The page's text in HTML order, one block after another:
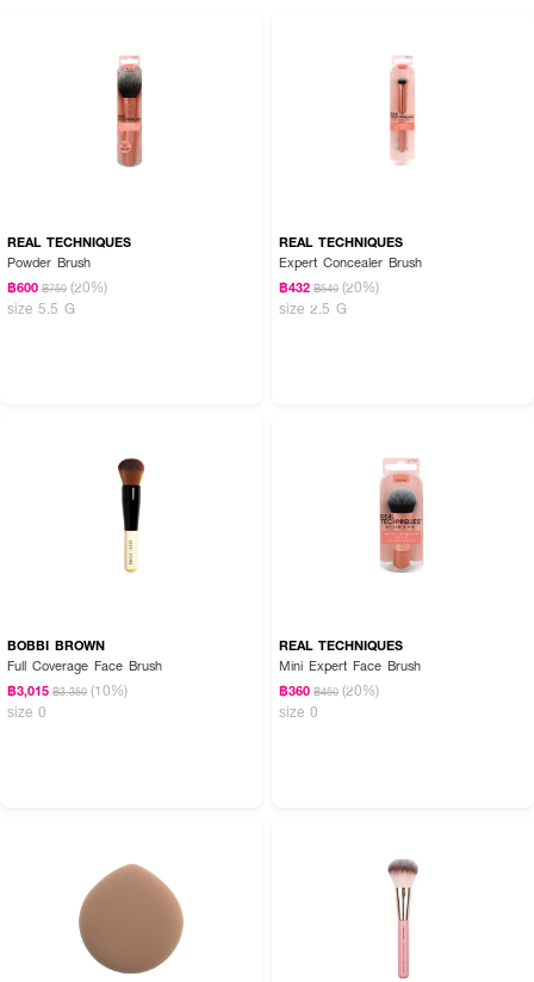
● ขนาดพกพา ใช้งานสะดวก
● ปราศจากสารระคายเคือง
● แตะผลิตภัณฑ์แล้วเกลี่ยให้ทั่วใบหน้า
● ใช้ปลายแหลมแตะบริเวณจุดเล็ก เช่น ใต้ตา
● ทำความสะอาดหลังใช้ และตากให้แห้ง
REAL TECHNIQUES
Powder Brush
฿600 ฿750 (20%)
size 5.5 G
REAL TECHNIQUES
Expert Concealer Brush
฿432 ฿540 (20%)
size 2.5 G
BOBBI BROWN
Full Coverage Face Brush
฿3,015 ฿3,350 (10%)
size 0
REAL TECHNIQUES
Mini Expert Face Brush
฿360 ฿450 (20%)
size 0